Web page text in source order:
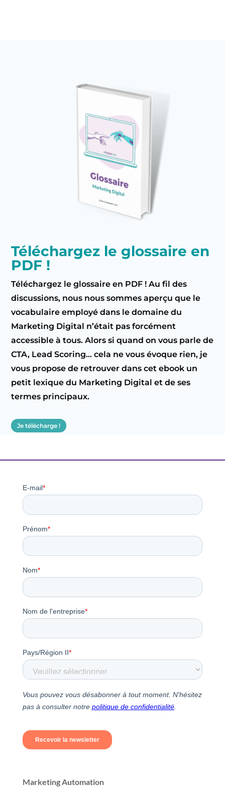
Téléchargez le glossaire en
PDF !
Téléchargez le glossaire en PDF ! Au fil des
discussions, nous nous sommes aperçu que le
vocabulaire employé dans le domaine du
Marketing Digital n’était pas forcément
accessible à tous. Alors si quand on vous parle de
CTA, Lead Scoring… cela ne vous évoque rien, je
vous propose de retrouver dans cet ebook un
petit lexique du Marketing Digital et de ses
termes principaux.
Je télécharge !
Marketing Automation